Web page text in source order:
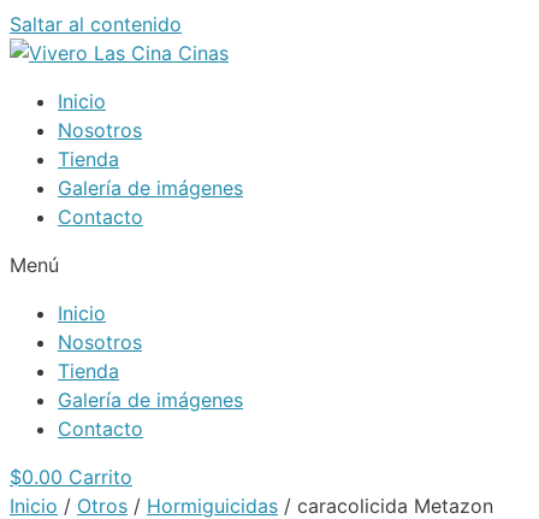
Saltar al contenido
Inicio
Nosotros
Tienda
Galería de imágenes
Contacto
Menú
Inicio
Nosotros
Tienda
Galería de imágenes
Contacto
$0.00 Carrito
Inicio / Otros / Hormiguicidas / caracolicida Metazon